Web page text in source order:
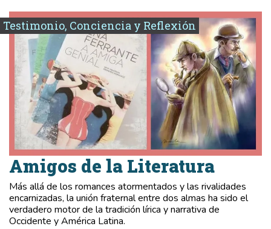
Testimonio, Conciencia y Reflexión
Amigos de la Literatura
Más allá de los romances atormentados y las rivalidades
encarnizadas, la unión fraternal entre dos almas ha sido el
verdadero motor de la tradición lírica y narrativa de
Occidente y América Latina.